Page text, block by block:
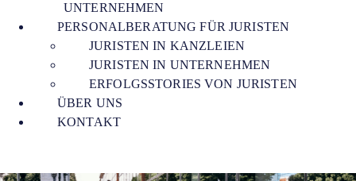
UNTERNEHMEN
PERSONALBERATUNG FÜR JURISTEN
JURISTEN IN KANZLEIEN
JURISTEN IN UNTERNEHMEN
ERFOLGSSTORIES VON JURISTEN
ÜBER UNS
KONTAKT